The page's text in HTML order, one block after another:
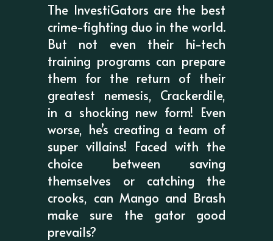
The InvestiGators are the best
crime-fighting duo in the world.
But not even their hi-tech
training programs can prepare
them for the return of their
greatest nemesis, Crackerdile,
in a shocking new form! Even
worse, he’s creating a team of
super villains! Faced with the
choice between saving
themselves or catching the
crooks, can Mango and Brash
make sure the gator good
prevails?